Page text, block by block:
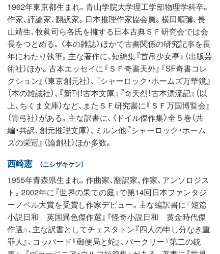
1962年東京都生まれ。青山学院大学理工学部物理学科卒。
作家、評論家、翻訳家。日本推理作家協会員。横田順彌、長
山靖生、牧眞司ら各氏を擁する日本古典ＳＦ研究会では会
長をつとめる。〈本の雑誌〉ほかで古書関係の研究記事を長
年にわたり執筆。主な著作に、短編集『首吊少女亭』（出版芸
術社）ほか。古本エッセイに『ＳＦ奇書天外』『SF奇書コレ
クション』（東京創元社）、『シャーロック・ホームズ万華鏡』
（本の雑誌社）、『新刊！古本文庫』『奇天烈！古本漂流記』（以
上、ちくま文庫）など、またＳＦ研究書に『ＳＦ万国博覧会』
（青弓社）がある。主な訳書に、〈ドイル傑作集〉全５巻（共
編・共訳、創元推理文庫）、ミルン他『シャーロック・ホーム
ズの栄冠』（論創社）ほか多数。
西崎憲 （ニシザキケン）
1955年青森県生まれ。作曲家、翻訳家、作家、アンソロジス
ト。2002年に『世界の果ての庭』で第14回日本ファンタジ
ーノベル大賞を受賞し作家デビュー。主な編訳書に『短篇
小説日和 英国異色傑作選』『怪奇小説日和 黄金時代傑
作選』、主な訳書としてチェスタトン『四人の申し分なき重
罪人』、コッパード『郵便局と蛇』、バークリー『第二の銃